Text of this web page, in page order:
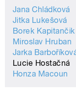
Jana Chládková
Jitka Lukešová
Borek Kapitančik
Miroslav Hruban
Jarka
Lucie Hostačná
Honza Macoun